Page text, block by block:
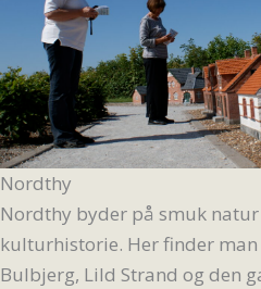
Nordthy
Nordthy byder på smuk
kulturhistorie. Her finder
Bulbjerg, Lild Strand og den